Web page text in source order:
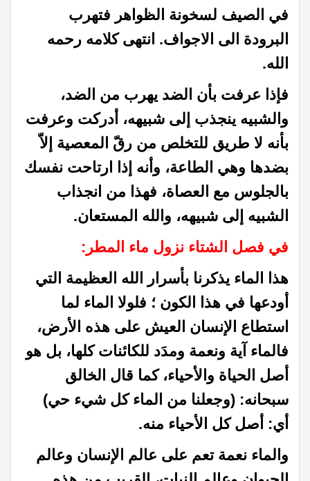
في الصيف لسخونة الظواهر فتهرب
البرودة الى الاجواف. انتهى كلامه رحمه
الله.
فإذا عرفت بأن الضد يهرب من الضد،
والشبيه ينجذب إلى شبيهه، أدركت وعرفت
بأنه لا طريق للتخلص من رقّ المعصية إلاّ
بضدها وهي الطاعة، وأنه إذا ارتاحت نفسك
بالجلوس مع العصاة، فهذا من انجذاب
الشبيه إلى شبيهه، والله المستعان.
في فصل الشتاء نزول ماء المطر:
هذا الماء يذكرنا بأسرار الله العظيمة التي
أودعها في هذا الكون ؛ فلولا الماء لما
استطاع الإنسان العيش على هذه الأرض،
فالماء آية ونعمة ومدَد للكائنات كلها، بل هو
أصل الحياة والأحياء، كما قال الخالق
سبحانه: (وجعلنا من الماء كل شيء حي)
أي: أصل كل الأحياء منه.
والماء نعمة تعم على عالم الإنسان وعالم